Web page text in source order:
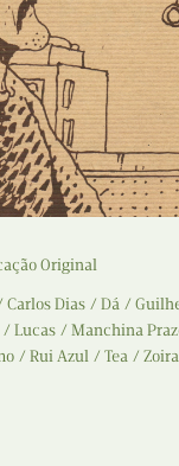
Original
Carlos Dias Dá
Lucas Manchina
Rui Azul Tea